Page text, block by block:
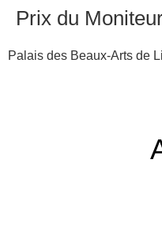
Prix du
Palais des Beaux-Arts de